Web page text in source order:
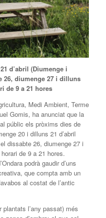
d’abril (Diumenge i
26, diumenge 27 i dilluns
de 9 a 21 hores
Medi Ambient, Terme
Gomis, ha anunciat que la
públic els pròxims dies de
20 i dilluns 21 d’abril
dissabte 26, diumenge 27 i
de 9 a 21 hores.
podrà gaudir d’uns
que compta amb un
al costat de l’antic
plantats l’any passat) més